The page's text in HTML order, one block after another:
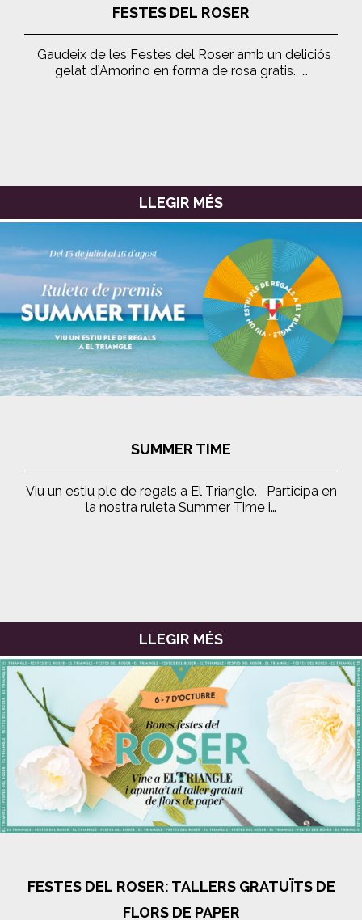
FESTES DEL ROSER
Gaudeix de les Festes del Roser amb un deliciós
gelat d’Amorino en forma de rosa gratis. …
LLEGIR MÉS
SUMMER TIME
Viu un estiu ple de regals a El Triangle. Participa en
la nostra ruleta Summer Time i…
LLEGIR MÉS
FESTES DEL ROSER: TALLERS GRATUÏTS DE
FLORS DE PAPER